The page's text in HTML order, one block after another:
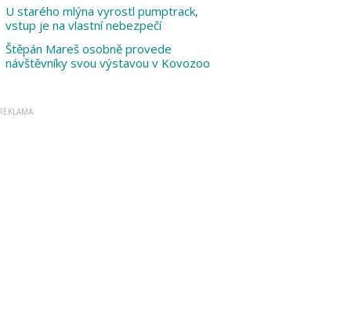
U starého mlýna vyrostl pumptrack,
vstup je na vlastní nebezpečí
Štěpán Mareš osobně provede
návštěvníky svou výstavou v Kovozoo